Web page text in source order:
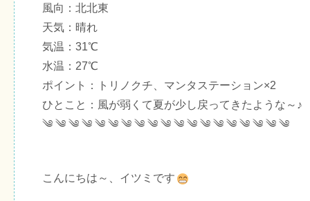
風向：北北東
天気：晴れ
気温：31℃
水温：27℃
ポイント：トリノクチ、マンタステーション×2
ひとこと：風が弱くて夏が少し戻ってきたような～♪
༄ ༄ ༄ ༄ ༄ ༄ ༄ ༄ ༄ ༄ ༄ ༄ ༄ ༄ ༄ ༄ ༄ ༄ ༄
こんにちは～、イツミです